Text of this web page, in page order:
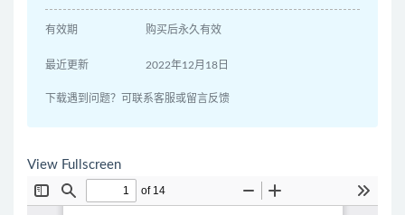
有效期 购买后永久有效
最近更新 2022年12月18日
下载遇到问题？可联系客服或留言反馈
View Fullscreen